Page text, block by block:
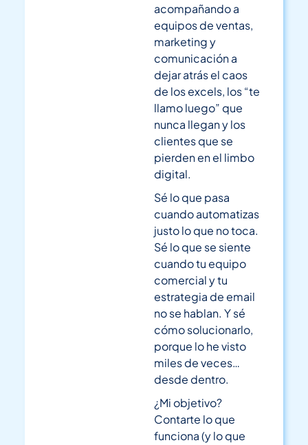
acompañando a
equipos de ventas,
marketing y
comunicación a
dejar atrás el caos
de los excels, los “te
llamo luego” que
nunca llegan y los
clientes que se
pierden en el limbo
digital.
Sé lo que pasa
cuando automatizas
justo lo que no toca.
Sé lo que se siente
cuando tu equipo
comercial y tu
estrategia de email
no se hablan. Y sé
cómo solucionarlo,
porque lo he visto
miles de veces…
desde dentro.
¿Mi objetivo?
Contarte lo que
funciona (y lo que